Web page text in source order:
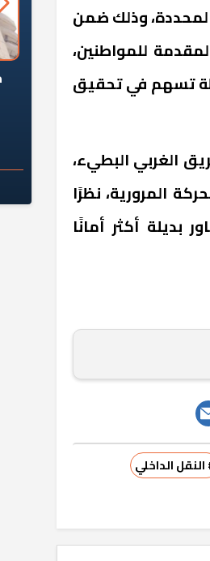
وذلك ضمن
للمواطنين،
تسهم في تحقيق
الغربي البطيء،
المرورية، نظرًا
بديلة أكثر أمانًا
النقل الداخلي
تخالف الشركات العقارية
تعليمات الرئيس السيسي؟